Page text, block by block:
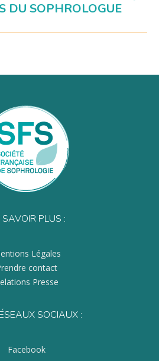
similaires
DU SOPHROLOGUE
SAVOIR PLUS :
Légales
contact
Presse
SOCIAUX :
Facebook